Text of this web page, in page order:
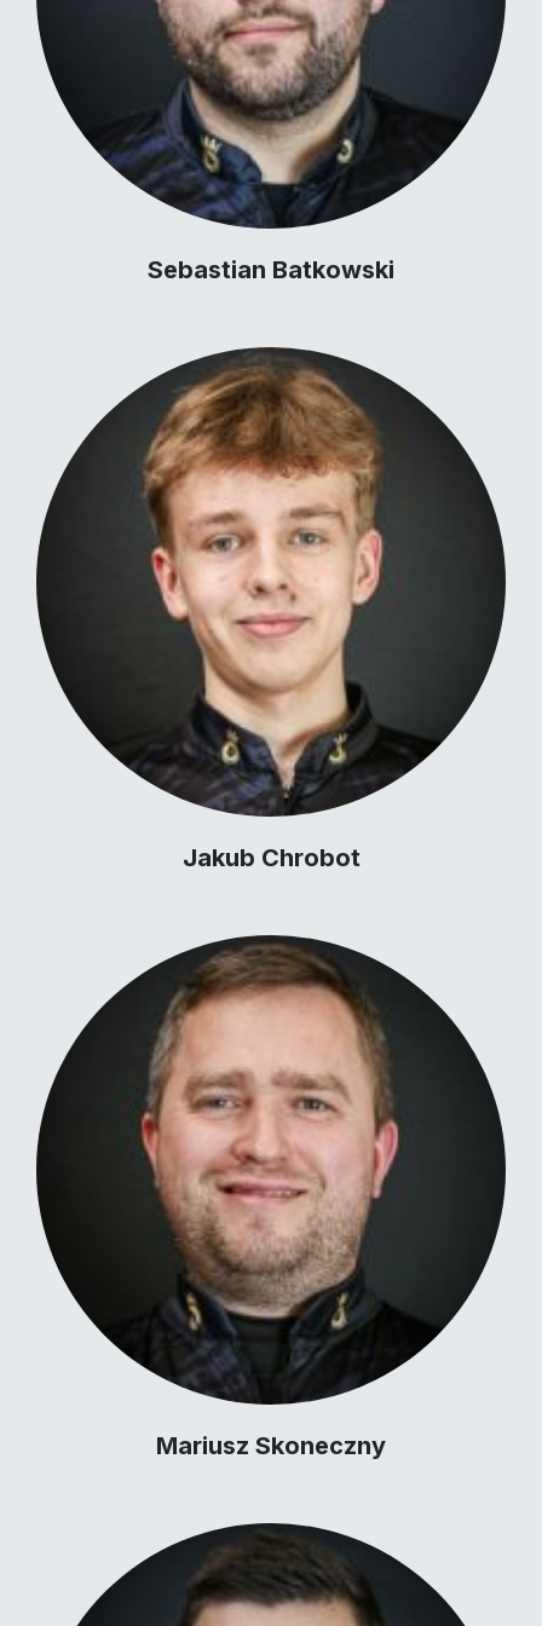
Sebastian Batkowski
Jakub Chrobot
Mariusz Skoneczny